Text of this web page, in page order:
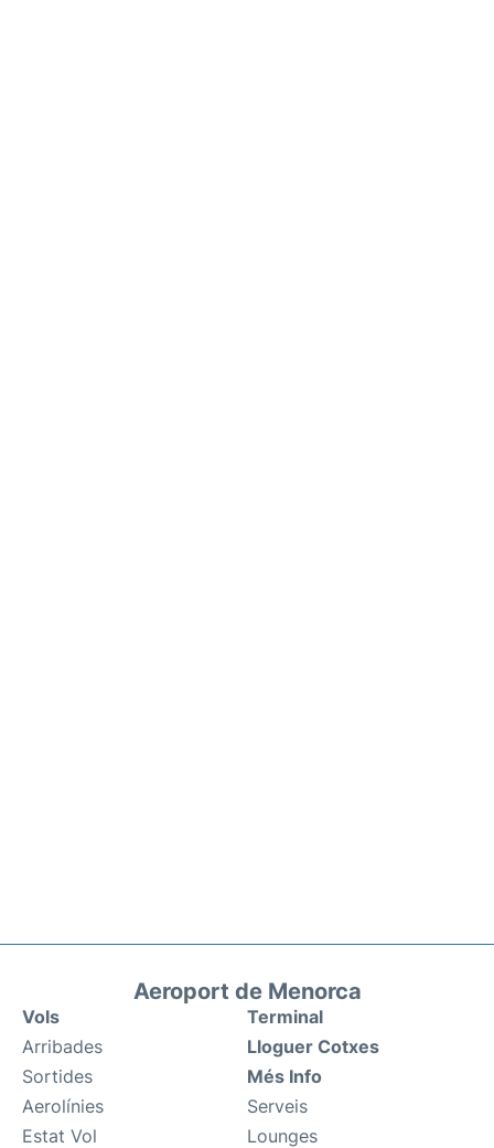
Aeroport de Menorca
Vols
Arribades
Sortides
Aerolínies
Estat Vol
Terminal
Lloguer Cotxes
Més Info
Serveis
Lounges